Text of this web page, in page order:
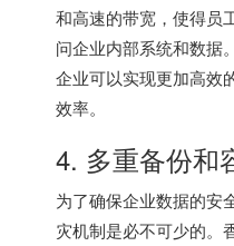
和高速的带宽，使得员
问企业内部系统和数据
企业可以实现更加高效
效率。
4. 多重备份和
为了确保企业数据的安
灾机制是必不可少的。